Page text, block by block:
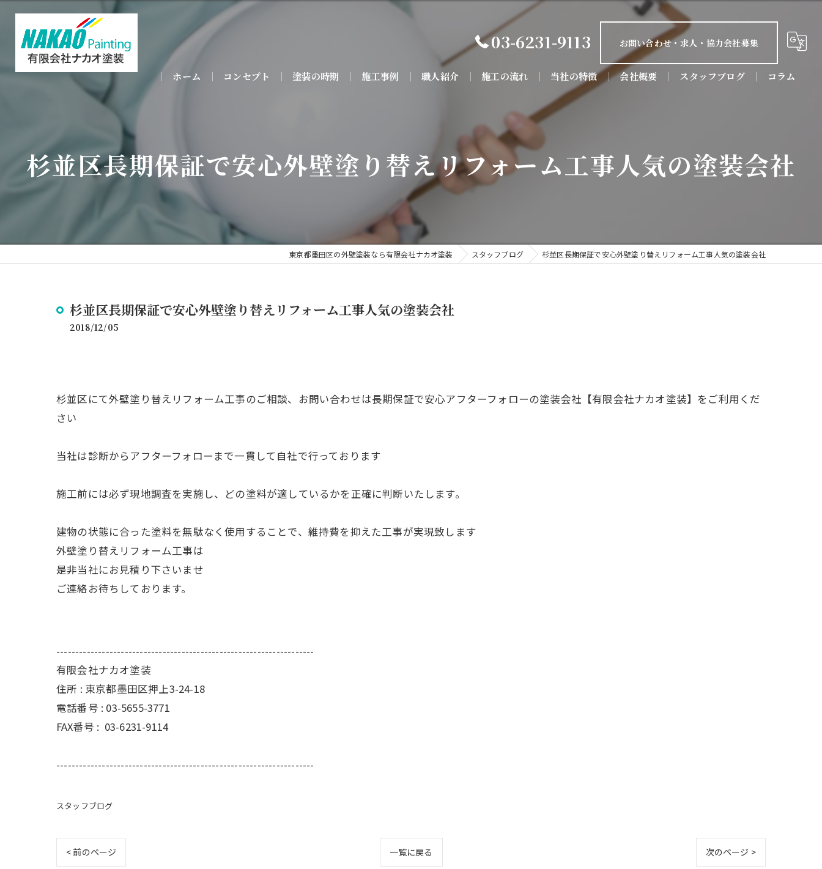
03-6231-9113 お問い合わせ・求人・協力会社募集
ホーム コンセプト 塗装の時期 施工事例 職人紹介 施工の流れ 当社の特徴
屋根塗装
屋根工事
会社概要 スタッフブログ コラム
杉並区長期保証で安心外壁塗り替えリフォーム工事人気の塗装会社
東京都墨田区の外壁塗装なら有限会社ナカオ塗装 スタッフブログ 杉並区長期保証で安心外壁塗り替えリフォーム工事人気の塗装会社
杉並区長期保証で安心外壁塗り替えリフォーム工事人気の塗装会社
2018/12/05
杉並区にて外壁塗り替えリフォーム工事のご相談、お問い合わせは長期保証で安心アフターフォローの塗装会社【有限会社ナカオ塗装】をご利用くだ
さい
当社は診断からアフターフォローまで一貫して自社で行っております
施工前には必ず現地調査を実施し、どの塗料が適しているかを正確に判断いたします。
建物の状態に合った塗料を無駄なく使用することで、維持費を抑えた工事が実現致します
外壁塗り替えリフォーム工事は
是非当社にお見積り下さいませ
ご連絡お待ちしております。
--------------------------------------------------------------------
有限会社ナカオ塗装
住所 : 東京都墨田区押上3-24-18
電話番号 : 03-5655-3771
FAX番号 : 03-6231-9114
--------------------------------------------------------------------
スタッフブログ
< 前のページ 一覧に戻る 次のページ >